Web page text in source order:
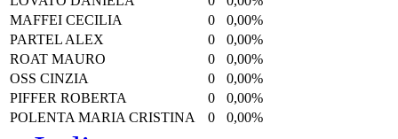
MAFFEI CECILIA
0
0,00%
PARTEL ALEX
0
0,00%
ROAT MAURO
0
0,00%
OSS CINZIA
0
0,00%
PIFFER ROBERTA
0
0,00%
POLENTA MARIA CRISTINA
0 0,00%